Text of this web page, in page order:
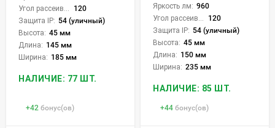
120
Защита IP: 54 (уличный)
Высота: 45 мм
Длина: 145 мм
Ширина: 185 мм
НАЛИЧИЕ: 77 ШТ.
+42 бонус(ов)
Яркость лм: 960
120
Защита IP: 54 (уличный)
Высота: 45 мм
Длина: 150 мм
Ширина: 235 мм
НАЛИЧИЕ: 85 ШТ.
+44 бонус(ов)